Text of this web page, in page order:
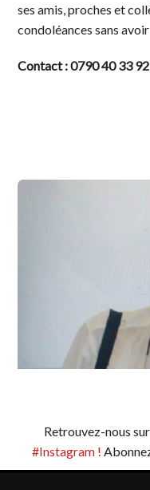
ses amis, proches et
condoléances sans
Contact : 0790 40 33 92
Retrouvez-nous sur
#Instagram !